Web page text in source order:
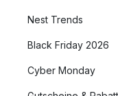
Nest Trends
Black Friday 2026
Cyber Monday